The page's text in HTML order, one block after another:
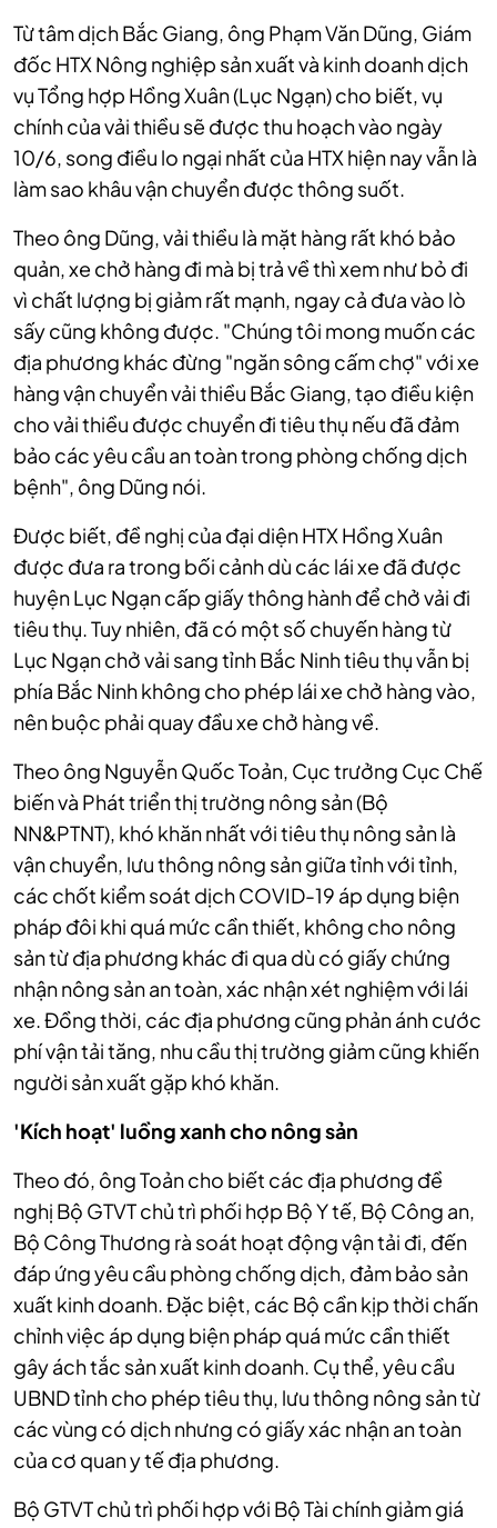
Từ tâm dịch Bắc Giang, ông Phạm Văn Dũng, Giám
đốc HTX Nông nghiệp sản xuất và kinh doanh dịch
vụ Tổng hợp Hồng Xuân (Lục Ngạn) cho biết, vụ
chính của vải thiều sẽ được thu hoạch vào ngày
10/6, song điều lo ngại nhất của HTX hiện nay vẫn là
làm sao khâu vận chuyển được thông suốt.
Theo ông Dũng, vải thiều là mặt hàng rất khó bảo
quản, xe chở hàng đi mà bị trả về thì xem như bỏ đi
vì chất lượng bị giảm rất mạnh, ngay cả đưa vào lò
sấy cũng không được. "Chúng tôi mong muốn các
địa phương khác đừng "ngăn sông cấm chợ" với xe
hàng vận chuyển vải thiều Bắc Giang, tạo điều kiện
cho vải thiều được chuyển đi tiêu thụ nếu đã đảm
bảo các yêu cầu an toàn trong phòng chống dịch
bệnh", ông Dũng nói.
Được biết, đề nghị của đại diện HTX Hồng Xuân
được đưa ra trong bối cảnh dù các lái xe đã được
huyện Lục Ngạn cấp giấy thông hành để chở vải đi
tiêu thụ. Tuy nhiên, đã có một số chuyến hàng từ
Lục Ngạn chở vải sang tỉnh Bắc Ninh tiêu thụ vẫn bị
phía Bắc Ninh không cho phép lái xe chở hàng vào,
nên buộc phải quay đầu xe chở hàng về.
Theo ông Nguyễn Quốc Toản, Cục trưởng Cục Chế
biến và Phát triển thị trường nông sản (Bộ
NN&PTNT), khó khăn nhất với tiêu thụ nông sản là
vận chuyển, lưu thông nông sản giữa tỉnh với tỉnh,
các chốt kiểm soát dịch COVID-19 áp dụng biện
pháp đôi khi quá mức cần thiết, không cho nông
sản từ địa phương khác đi qua dù có giấy chứng
nhận nông sản an toàn, xác nhận xét nghiệm với lái
xe. Đồng thời, các địa phương cũng phản ánh cước
phí vận tải tăng, nhu cầu thị trường giảm cũng khiến
người sản xuất gặp khó khăn.
'Kích hoạt' luồng xanh cho nông sản
Theo đó, ông Toản cho biết các địa phương đề
nghị Bộ GTVT chủ trì phối hợp Bộ Y tế, Bộ Công an,
Bộ Công Thương rà soát hoạt động vận tải đi, đến
đáp ứng yêu cầu phòng chống dịch, đảm bảo sản
xuất kinh doanh. Đặc biệt, các Bộ cần kịp thời chấn
chỉnh việc áp dụng biện pháp quá mức cần thiết
gây ách tắc sản xuất kinh doanh. Cụ thể, yêu cầu
UBND tỉnh cho phép tiêu thụ, lưu thông nông sản từ
các vùng có dịch nhưng có giấy xác nhận an toàn
của cơ quan y tế địa phương.
Bộ GTVT chủ trì phối hợp với Bộ Tài chính giảm giá